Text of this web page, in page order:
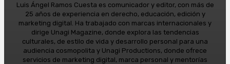
Luis Ángel Ramos Cuesta es comunicador y editor, con más de
25 años de experiencia en derecho, educación, edición y
marketing digital. Ha trabajado con marcas internacionales y
dirige Unagi Magazine, donde explora las tendencias
culturales, de estilo de vida y desarrollo personal para una
audiencia cosmopolita y Unagi Productions, donde ofrece
servicios de marketing digital, marca personal y mentorías